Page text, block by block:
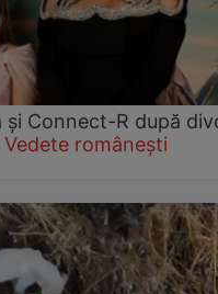
și Connect-R după
Vedete românești